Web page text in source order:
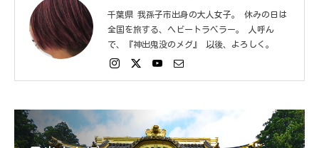
千葉県 我孫子市出身の大人女子。 休みの日は
全国を旅する、ヘビートラベラー。 人呼ん
で、『神出鬼没のメグ』 以後、よろしく。